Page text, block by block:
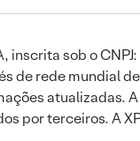
inscrita sob o
de rede mundial
atualizadas.
por terceiros. A